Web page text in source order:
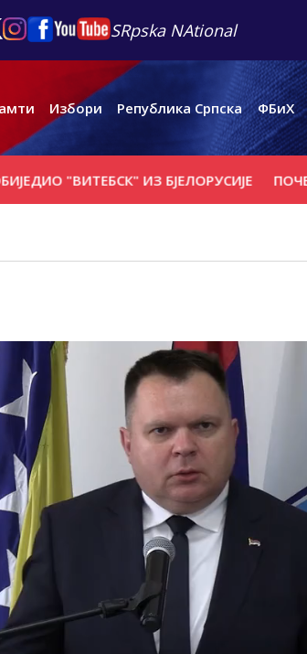
SRpska NAtional
Избори Република Српска ФБиХ
"ВИТЕБСК" ИЗ БЈЕЛОРУСИЈЕ ПОЧЕО